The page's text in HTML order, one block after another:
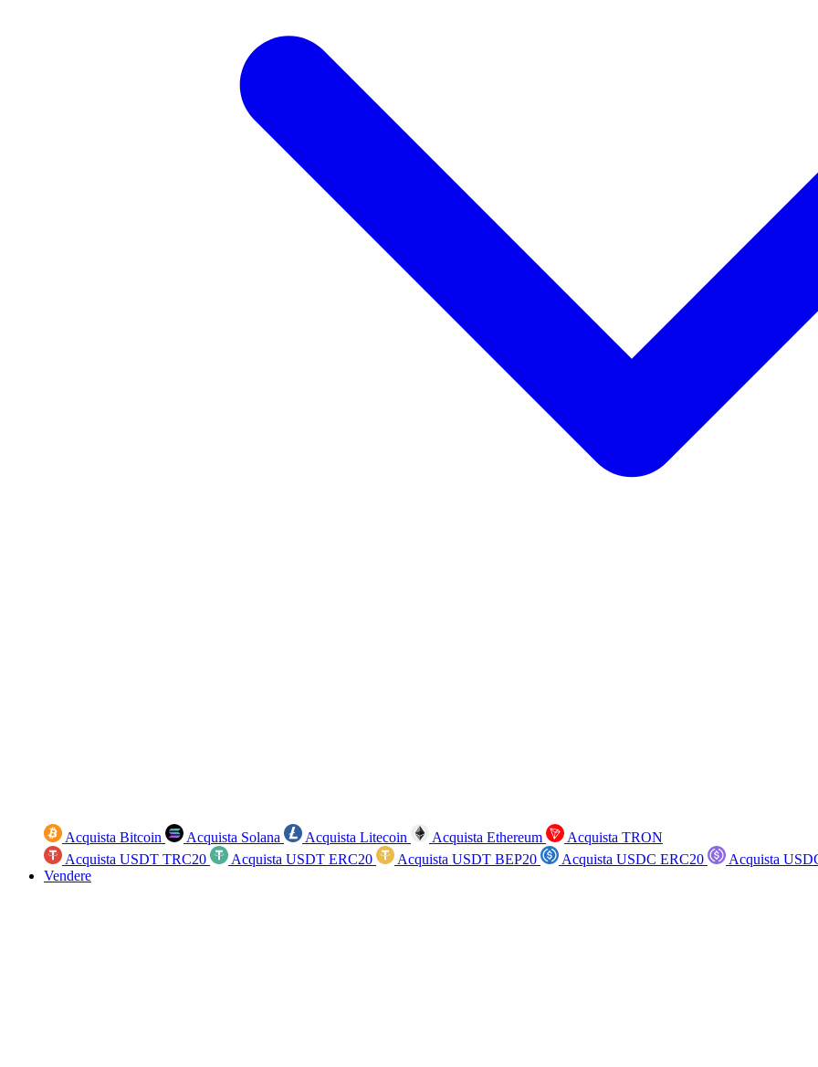
Acquista Bitcoin Acquista Solana Acquista Litecoin Acquista Ethereum
Acquista TRON
Acquista USDT TRC20
Acquista USDT ERC20 Acquista USDT BEP20 Acquista USDC ERC20
Acquista
Vendere